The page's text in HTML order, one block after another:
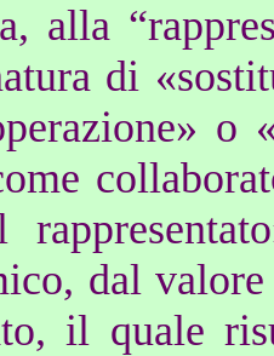
alla
di
o
dal
il quale